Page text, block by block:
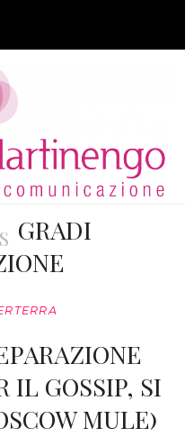
GRADI
IL GOSSIP, SI
MULE)